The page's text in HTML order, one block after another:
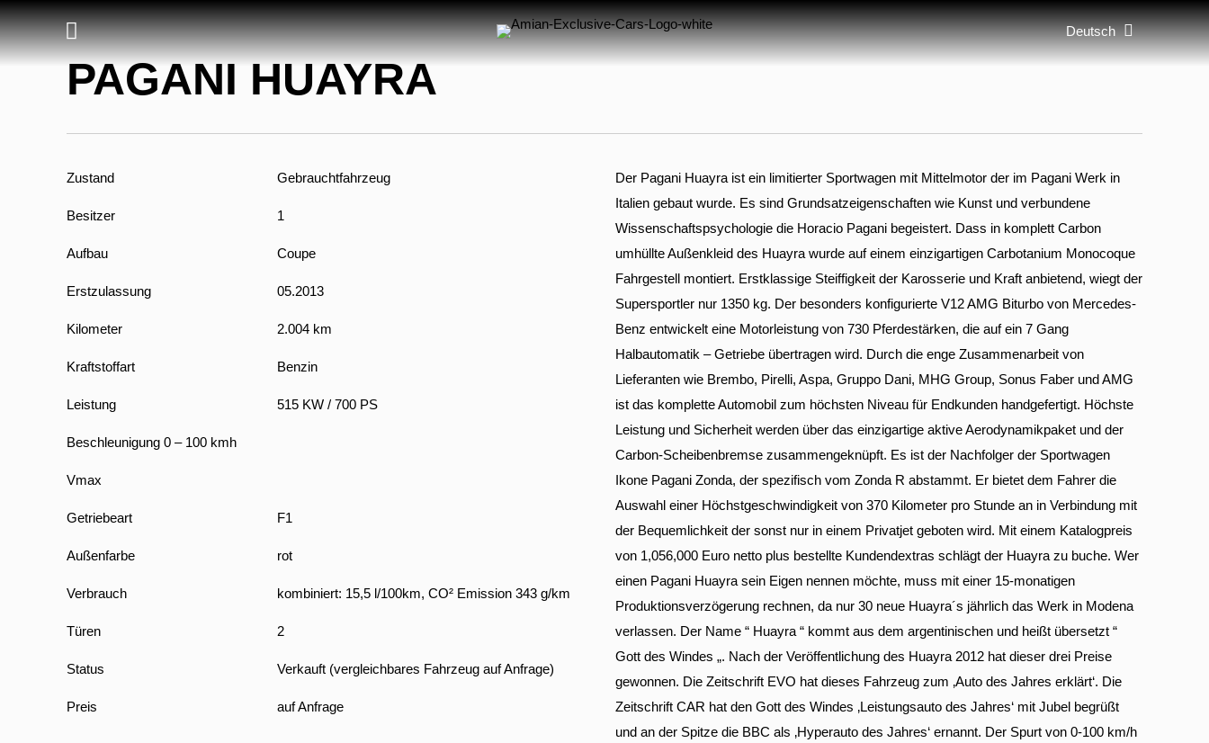
Deutsch
PAGANI HUAYRA
Zustand Gebrauchtfahrzeug
Besitzer 1
Aufbau Coupe
Erstzulassung 05.2013
Kilometer 2.004 km
Kraftstoffart Benzin
Leistung 515 KW / 700 PS
Beschleunigung 0 – 100 kmh
Vmax
Getriebeart F1
Außenfarbe rot
Verbrauch kombiniert: 15,5 l/100km, CO² Emission 343 g/km
Türen 2
Status Verkauft (vergleichbares Fahrzeug auf Anfrage)
Preis auf Anfrage
Der Pagani Huayra ist ein limitierter Sportwagen mit Mittelmotor der im Pagani Werk in
Italien gebaut wurde. Es sind Grundsatzeigenschaften wie Kunst und verbundene
Wissenschaftspsychologie die Horacio Pagani begeistert. Dass in komplett Carbon
umhüllte Außenkleid des Huayra wurde auf einem einzigartigen Carbotanium Monocoque
Fahrgestell montiert. Erstklassige Steiffigkeit der Karosserie und Kraft anbietend, wiegt der
Supersportler nur 1350 kg. Der besonders konfigurierte V12 AMG Biturbo von Mercedes-
Benz entwickelt eine Motorleistung von 730 Pferdestärken, die auf ein 7 Gang
Halbautomatik – Getriebe übertragen wird. Durch die enge Zusammenarbeit von
Lieferanten wie Brembo, Pirelli, Aspa, Gruppo Dani, MHG Group, Sonus Faber und AMG
ist das komplette Automobil zum höchsten Niveau für Endkunden handgefertigt. Höchste
Leistung und Sicherheit werden über das einzigartige aktive Aerodynamikpaket und der
Carbon-Scheibenbremse zusammengeknüpft. Es ist der Nachfolger der Sportwagen
Ikone Pagani Zonda, der spezifisch vom Zonda R abstammt. Er bietet dem Fahrer die
Auswahl einer Höchstgeschwindigkeit von 370 Kilometer pro Stunde an in Verbindung mit
der Bequemlichkeit der sonst nur in einem Privatjet geboten wird. Mit einem Katalogpreis
von 1,056,000 Euro netto plus bestellte Kundendextras schlägt der Huayra zu buche. Wer
einen Pagani Huayra sein Eigen nennen möchte, muss mit einer 15-monatigen
Produktionsverzögerung rechnen, da nur 30 neue Huayra´s jährlich das Werk in Modena
verlassen. Der Name “ Huayra “ kommt aus dem argentinischen und heißt übersetzt “
Gott des Windes „. Nach der Veröffentlichung des Huayra 2012 hat dieser drei Preise
gewonnen. Die Zeitschrift EVO hat dieses Fahrzeug zum ‚Auto des Jahres erklärt‘. Die
Zeitschrift CAR hat den Gott des Windes ‚Leistungsauto des Jahres‘ mit Jubel begrüßt
und an der Spitze die BBC als ‚Hyperauto des Jahres‘ ernannt. Der Spurt von 0-100 km/h